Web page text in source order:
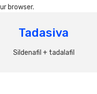
browser.
Tadasiva
Sildenafil + tadalafil